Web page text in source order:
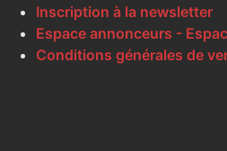
Inscription à la newsletter
Espace annonceurs -
Conditions générales de